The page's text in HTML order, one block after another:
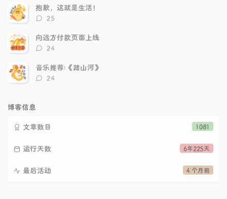
数：
抱歉，这就是生活！
评
数：
25
向远方付款页面上线
评
数：
24
音乐推荐:《踏山河》
评
24
博客信息
1081
文章数目
6年225天
运行天数
4 个月前
最后活动